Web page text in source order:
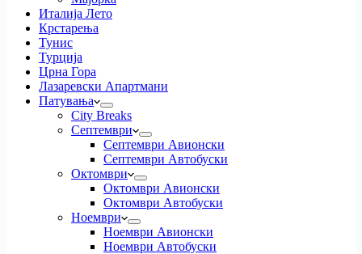
Италија Лето
Крстарења
Тунис
Турција
Црна Гора
Лазаревски Апартмани
Патувања
City Breaks
Септември
Септември Авионски
Септември Автобуски
Октомври
Октомври Авионски
Октомври Автобуски
Ноември
Ноември Авионски
Ноември Автобуски